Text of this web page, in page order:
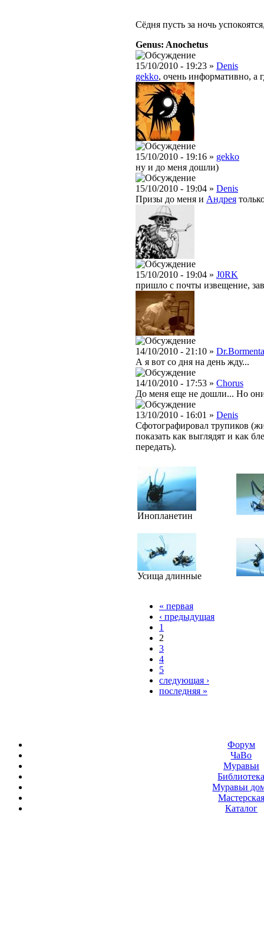
Сёдня пусть за ночь
Genus: Anochetus
15/10/2010 - 19:23 » Denis
gekko, очень информативно, а
15/10/2010 - 19:16 » gekko
ну и до меня дошли)
15/10/2010 - 19:04 » Denis
Призы до меня и Андрея
15/10/2010 - 19:04 » J0RK
пришло с почты извещение,
14/10/2010 - 21:10 »
А я вот со дня на день жду...
14/10/2010 - 17:53 » Chorus
До меня еще не дошли... Но
13/10/2010 - 16:01 » Denis
Сфотографировал трупиков
показать как выглядят и как
передать).
Инопланетин
Усища длинные
« первая
‹ предыдущая
1
2
3
4
5
следующая ›
последняя »
Форум
ЧаВо
Муравьи
Муравьи
Мастерская
Каталог